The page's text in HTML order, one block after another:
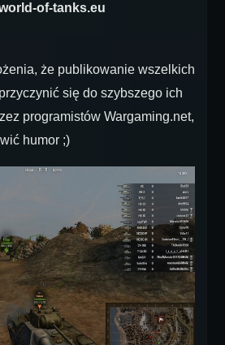
of-tanks.eu
że publikowanie wszelkich
się do szybszego ich
programistów Wargaming.net,
humor ;)